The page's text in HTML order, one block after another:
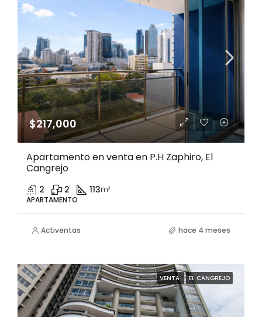
$217,000
Apartamento en venta en P.H Zaphiro, El
Cangrejo
2 2 113m²
APARTAMENTO
Activentas hace 4 meses
VENTA EL CANGREJO